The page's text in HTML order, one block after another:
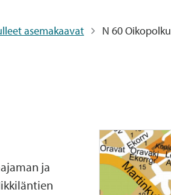
asemakaavat N 60 Oikopolku
ja